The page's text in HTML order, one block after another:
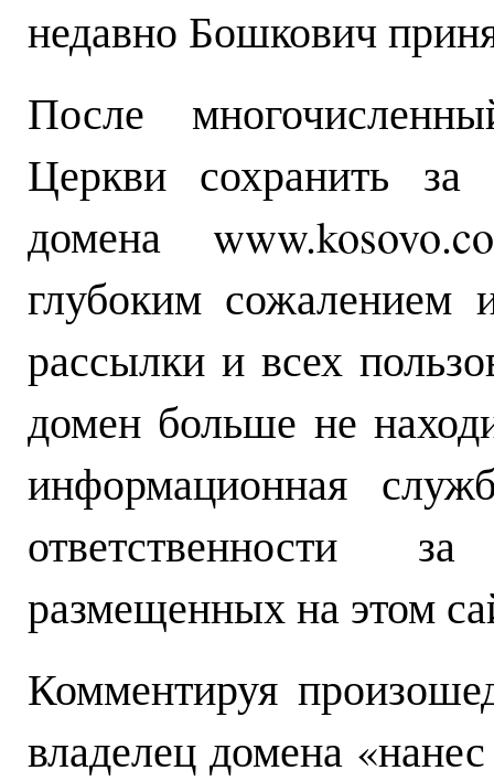
недавно Бошкович
После
Церкви сохранить за
домена
глубоким сожалением
рассылки и всех
домен больше не
информационная
ответственности
размещенных на этом
Комментируя
владелец домена